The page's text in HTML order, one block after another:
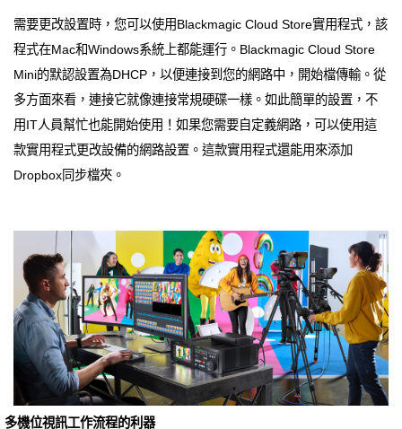
需要更改設置時，您可以使用Blackmagic Cloud Store實用程式，該
程式在Mac和Windows系統上都能運行。Blackmagic Cloud Store
Mini的默認設置為DHCP，以便連接到您的網路中，開始檔傳輸。從
多方面來看，連接它就像連接常規硬碟一樣。如此簡單的設置，不
用IT人員幫忙也能開始使用！如果您需要自定義網路，可以使用這
款實用程式更改設備的網路設置。這款實用程式還能用來添加
Dropbox同步檔夾。
多機位視訊工作流程的利器